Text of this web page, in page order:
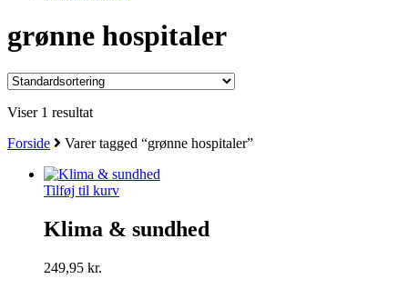
grønne hospitaler
Viser 1 resultat
Forside
Varer tagged “grønne hospitaler”
Tilføj til kurv
Klima & sundhed
249,95 kr.